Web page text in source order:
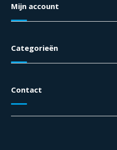
Mijn account
Categorieën
Contact